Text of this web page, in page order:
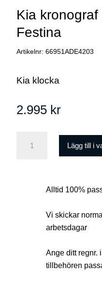
Kia
Festina
Artikelnr: 66951ADE4203
Kia klocka
2.995 kr
Lägg till i
Alltid 100%
Vi skickar
arbetsdagar
Ange ditt regnr.
tillbehören